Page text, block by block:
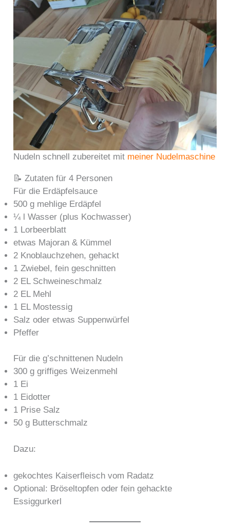
Nudeln schnell zubereitet mit meiner Nudelmaschine
📝 Zutaten für 4 Personen
Für die Erdäpfelsauce
500 g mehlige Erdäpfel
¼ l Wasser (plus Kochwasser)
1 Lorbeerblatt
etwas Majoran & Kümmel
2 Knoblauchzehen, gehackt
1 Zwiebel, fein geschnitten
2 EL Schweineschmalz
2 EL Mehl
1 EL Mostessig
Salz oder etwas Suppenwürfel
Pfeffer
Für die g’schnittenen Nudeln
300 g griffiges Weizenmehl
1 Ei
1 Eidotter
1 Prise Salz
50 g Butterschmalz
Dazu:
gekochtes Kaiserfleisch vom Radatz
Optional: Bröseltopfen oder fein gehackte
Essiggurkerl